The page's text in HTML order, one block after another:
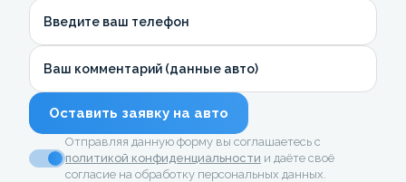
Введите ваш телефон
Ваш комментарий (данные авто)
Оставить заявку на авто
Отправляя данную форму вы соглашаетесь с
политикой конфиденциальности и даёте своё
согласие на обработку персональных данных.